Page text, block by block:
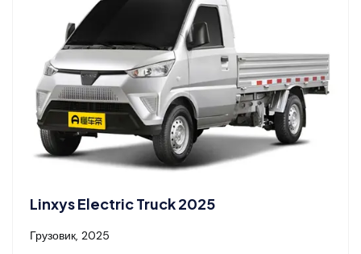
Linxys Electric Truck 2025
Грузовик, 2025